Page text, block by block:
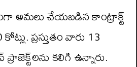
అమలు చేయబడిన కాంట్రాక్ట్
ప్రస్తుతం వారు 13
కలిగి ఉన్నారు.